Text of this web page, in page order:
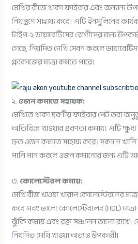
মেথির বীজে থাকা ফাইবার এবং অন্যান্য
নিয়ন্ত্রণে সাহায্য করে। এটি ইনসুলিনের
টাইপ-২ ডায়াবেটিসের রোগীদের জন্য
গেছে, নিয়মিত মেথি সেবন করলে
গ্লুকোজের মাত্রা কমতে পারে।
২.ওজন কমাতে সহায়ক:
মেথিতে থাকা দ্রবণীয় ফাইবার পেট ভরা
অতিরিক্ত খাওয়ার প্রবণতা কমায়। এটি ক্ষুধা
দ্রুত ওজন কমাতে সাহায্য করে। সকালে
পানি পান করলে ওজন কমানোর জন্য এটি
৩.কোলেস্টেরল কমায়:
মেথি বীজ খাওয়া খারাপ কোলেস্টেরলের
করে এবং ভালো কোলেস্টেরলের (HDL)
ঝুঁকি কমায় এবং রক্ত সঞ্চালন ভালো
নিয়মিত মেথি খাওয়া অত্যন্ত উপকারী।